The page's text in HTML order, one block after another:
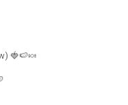
🍓🍉🍬